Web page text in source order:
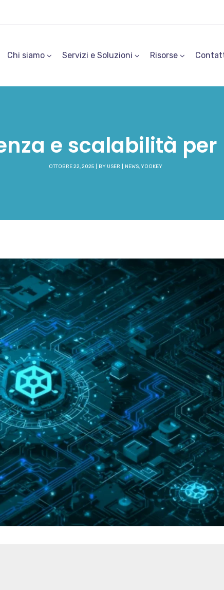
Chi siamo Servizi e Soluzioni Risorse
e scalabilità
OTTOBRE 22, 2025 BY USER NEWS,YOOKEY